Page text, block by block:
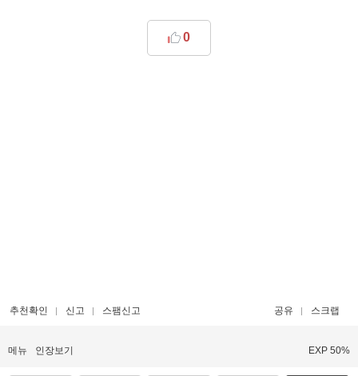
0
추천확인 신고 스팸신고 공유 스크랩
메뉴 인장보기 EXP 50%